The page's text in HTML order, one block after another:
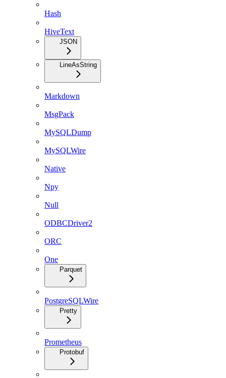
Hash
HiveText
JSON
LineAsString
Markdown
MsgPack
MySQLDump
MySQLWire
Native
Npy
Null
ODBCDriver2
ORC
One
Parquet
PostgreSQLWire
Pretty
Prometheus
Protobuf